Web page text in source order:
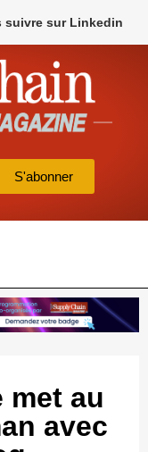
suivre sur Linkedin
S'abonner
met au
avec